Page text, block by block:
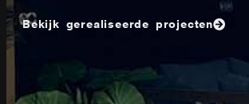
Bekijk gerealiseerde projecten